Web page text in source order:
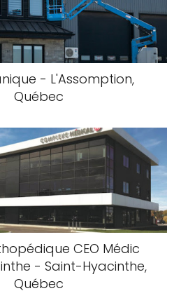
- L'Assomption,
Québec
CEO Médic
- Saint-Hyacinthe,
Québec